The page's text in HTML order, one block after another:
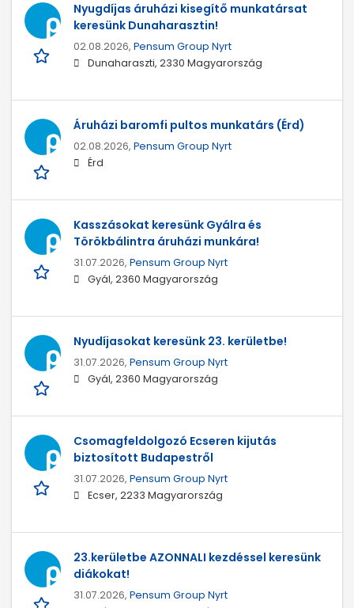
Nyugdíjas áruházi kisegítő munkatársat
keresünk Dunaharasztin!
02.08.2026, Pensum Group Nyrt
Dunaharaszti, 2330 Magyarország
Áruházi baromfi pultos munkatárs (Érd)
02.08.2026, Pensum Group Nyrt
Érd
Kasszásokat keresünk Gyálra és
Törökbálintra áruházi munkára!
31.07.2026, Pensum Group Nyrt
Gyál, 2360 Magyarország
Nyudíjasokat keresünk 23. kerületbe!
31.07.2026, Pensum Group Nyrt
Gyál, 2360 Magyarország
Csomagfeldolgozó Ecseren kijutás
biztosított Budapestről
31.07.2026, Pensum Group Nyrt
Ecser, 2233 Magyarország
23.kerületbe AZONNALI kezdéssel keresünk
diákokat!
31.07.2026, Pensum Group Nyrt